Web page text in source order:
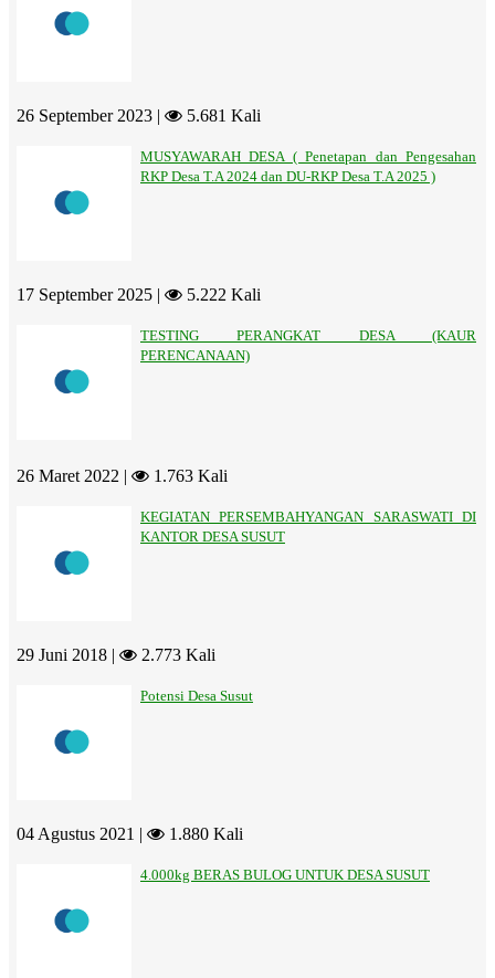
26 September 2023 | 5.681 Kali
MUSYAWARAH DESA ( Penetapan dan Pengesahan
RKP Desa T.A 2024 dan DU-RKP Desa T.A 2025 )
17 September 2025 | 5.222 Kali
TESTING PERANGKAT DESA (KAUR
PERENCANAAN)
26 Maret 2022 | 1.763 Kali
KEGIATAN PERSEMBAHYANGAN SARASWATI DI
KANTOR DESA SUSUT
29 Juni 2018 | 2.773 Kali
Potensi Desa Susut
04 Agustus 2021 | 1.880 Kali
4.000kg BERAS BULOG UNTUK DESA SUSUT